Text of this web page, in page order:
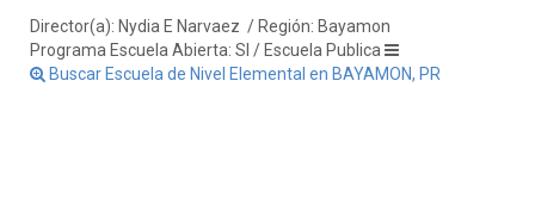
Director(a): Nydia E Narvaez / Región: Bayamon
Programa Escuela Abierta: SI / Escuela Publica
Buscar Escuela de Nivel Elemental en BAYAMON, PR